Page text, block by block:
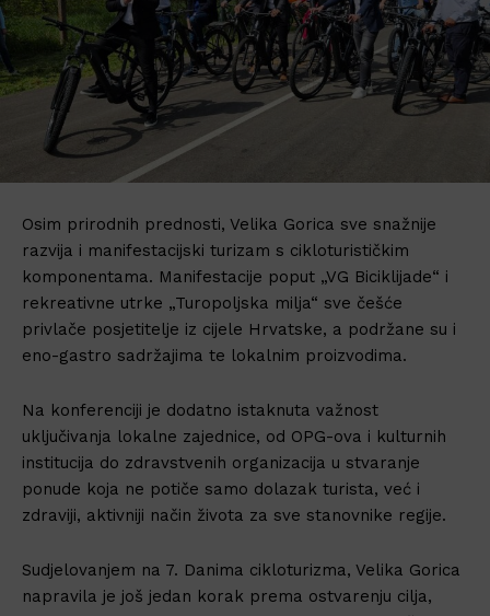
Osim prirodnih prednosti, Velika Gorica sve snažnije
razvija i manifestacijski turizam s cikloturističkim
komponentama. Manifestacije poput „VG Biciklijade“ i
rekreativne utrke „Turopoljska milja“ sve češće
privlače posjetitelje iz cijele Hrvatske, a podržane su i
eno-gastro sadržajima te lokalnim proizvodima.
Na konferenciji je dodatno istaknuta važnost
uključivanja lokalne zajednice, od OPG-ova i kulturnih
institucija do zdravstvenih organizacija u stvaranje
ponude koja ne potiče samo dolazak turista, već i
zdraviji, aktivniji način života za sve stanovnike regije.
Sudjelovanjem na 7. Danima cikloturizma, Velika Gorica
napravila je još jedan korak prema ostvarenju cilja,